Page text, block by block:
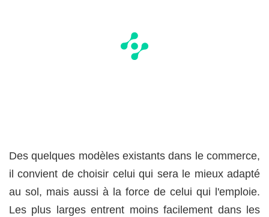
Des quelques modèles existants dans le commerce,
il convient de choisir celui qui sera le mieux adapté
au sol, mais aussi à la force de celui qui l'emploie.
Les plus larges entrent moins facilement dans les